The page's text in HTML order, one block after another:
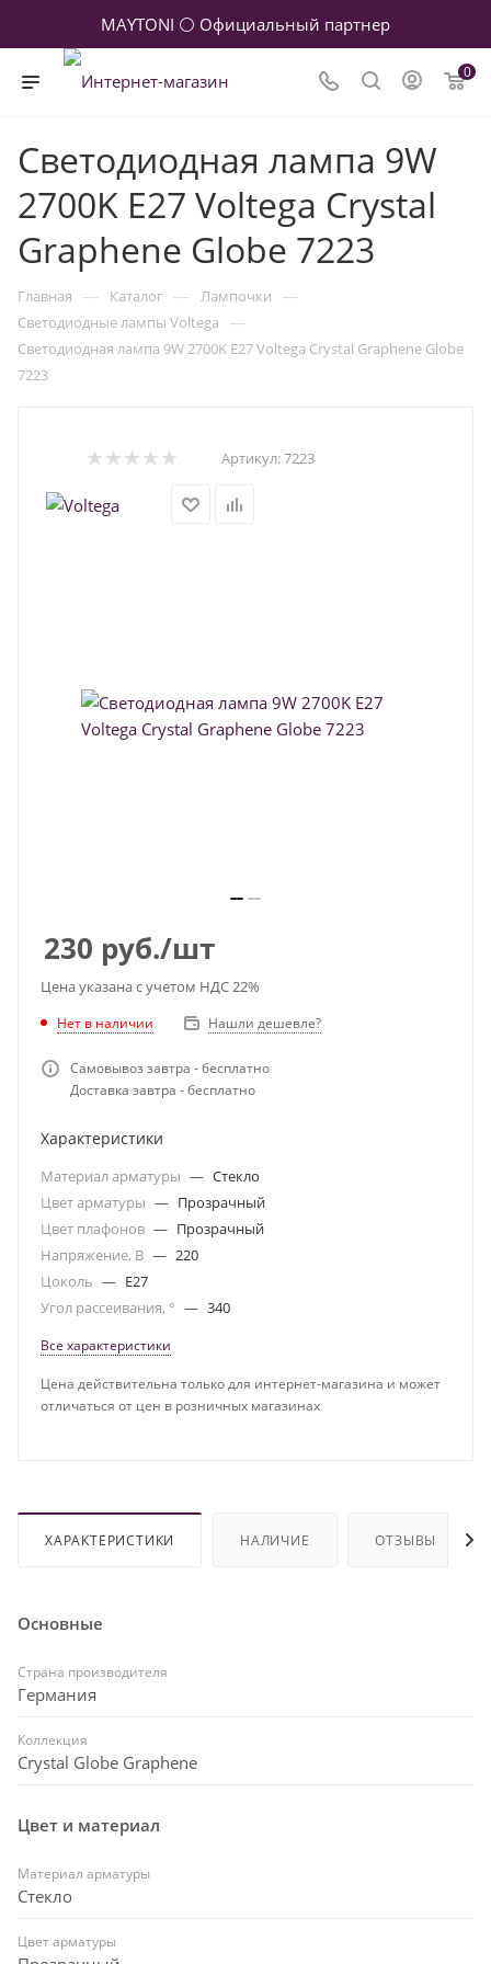
MAYTONI ⚪ Официальный партнер
0
Светодиодная лампа 9W
2700K E27 Voltega Crystal
Graphene Globe 7223
Главная — Каталог — Лампочки —
Светодиодные лампы Voltega —
Светодиодная лампа 9W 2700K E27 Voltega Crystal Graphene Globe
7223
Артикул:7223
230 руб./шт
Цена указана с учетом НДС 22%
Нет в наличии Нашли дешевле?
Самовывоз завтра - бесплатно
Доставка завтра - бесплатно
Характеристики
Материал арматуры — Стекло
Цвет арматуры — Прозрачный
Цвет плафонов — Прозрачный
Напряжение, В — 220
Цоколь — E27
Угол рассеивания, ° — 340
Все характеристики
Цена действительна только для интернет-магазина и может
отличаться от цен в розничных магазинах
ХАРАКТЕРИСТИКИ НАЛИЧИЕ ОТЗЫВЫ
Основные
Страна производителя
Германия
Коллекция
Crystal Globe Graphene
Цвет и материал
Материал арматуры
Стекло
Цвет арматуры